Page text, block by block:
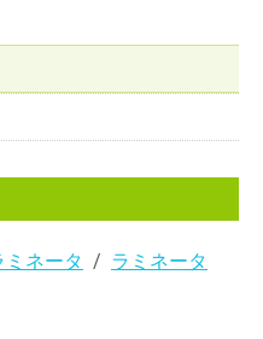
ミネータ ラミネータ